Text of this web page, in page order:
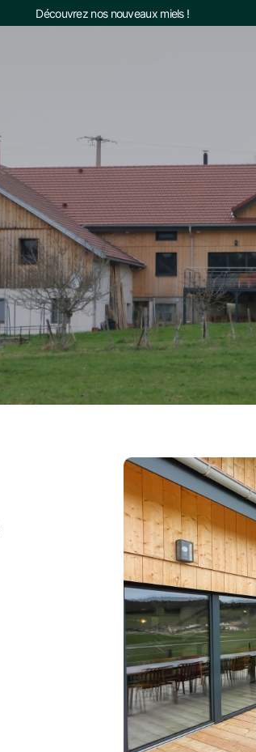
Découvrez nos nouveaux miels !